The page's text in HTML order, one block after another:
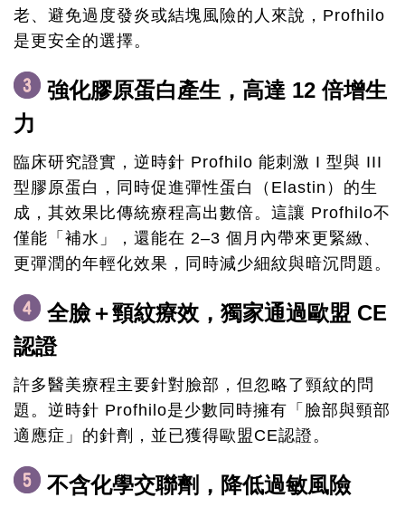
老、避免過度發炎或結塊風險的人來說，Profhilo
是更安全的選擇。
強化膠原蛋白產生，高達 12 倍增生
力
臨床研究證實，逆時針 Profhilo 能刺激 I 型與 III
型膠原蛋白，同時促進彈性蛋白（Elastin）的生
成，其效果比傳統療程高出數倍。這讓 Profhilo不
僅能「補水」，還能在 2–3 個月內帶來更緊緻、
更彈潤的年輕化效果，同時減少細紋與暗沉問題。
全臉＋頸紋療效，獨家通過歐盟 CE
認證
許多醫美療程主要針對臉部，但忽略了頸紋的問
題。逆時針 Profhilo是少數同時擁有「臉部與頸部
適應症」的針劑，並已獲得歐盟CE認證。
不含化學交聯劑，降低過敏風險